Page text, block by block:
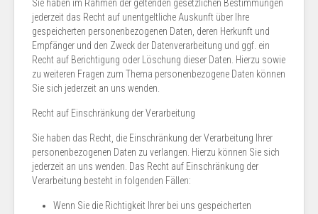
Sie haben im Rahmen der geltenden gesetzlichen Bestimmungen
jederzeit das Recht auf unentgeltliche Auskunft über Ihre
gespeicherten personenbezogenen Daten, deren Herkunft und
Empfänger und den Zweck der Datenverarbeitung und ggf. ein
Recht auf Berichtigung oder Löschung dieser Daten. Hierzu sowie
zu weiteren Fragen zum Thema personenbezogene Daten können
Sie sich jederzeit an uns wenden.
Recht auf Einschränkung der Verarbeitung
Sie haben das Recht, die Einschränkung der Verarbeitung Ihrer
personenbezogenen Daten zu verlangen. Hierzu können Sie sich
jederzeit an uns wenden. Das Recht auf Einschränkung der
Verarbeitung besteht in folgenden Fällen:
Wenn Sie die Richtigkeit Ihrer bei uns gespeicherten